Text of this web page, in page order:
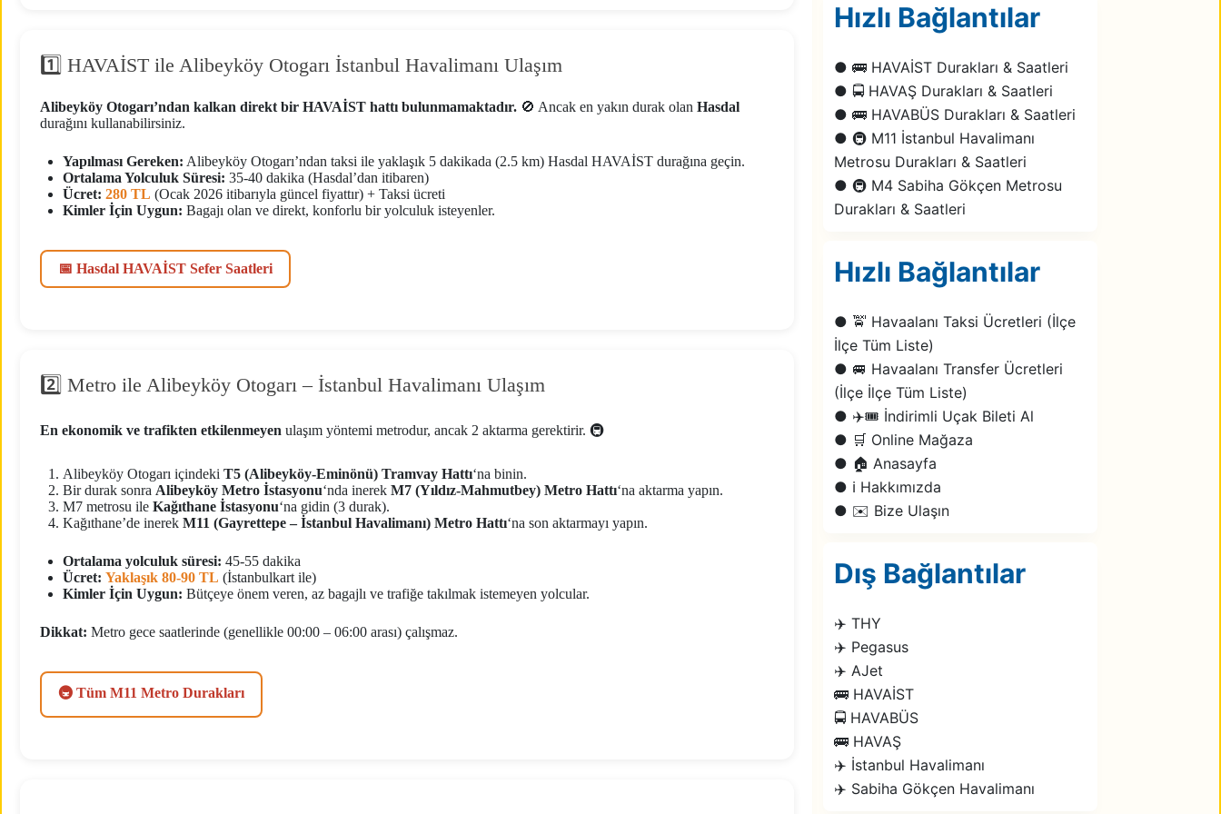
1️⃣ HAVAİST ile Alibeyköy Otogarı İstanbul Havalimanı Ulaşım
Alibeyköy Otogarı’ndan kalkan direkt bir HAVAİST hattı bulunmamaktadır. 🚫 Ancak en yakın durak olan Hasdal
durağını kullanabilirsiniz.
Yapılması Gereken: Alibeyköy Otogarı’ndan taksi ile yaklaşık 5 dakikada (2.5 km) Hasdal HAVAİST durağına geçin.
Ortalama Yolculuk Süresi: 35-40 dakika (Hasdal’dan itibaren)
Ücret: 280 TL (Ocak 2026 itibarıyla güncel fiyattır) + Taksi ücreti
Kimler İçin Uygun: Bagajı olan ve direkt, konforlu bir yolculuk isteyenler.
📅 Hasdal HAVAİST Sefer Saatleri
2️⃣ Metro ile Alibeyköy Otogarı – İstanbul Havalimanı Ulaşım
En ekonomik ve trafikten etkilenmeyen ulaşım yöntemi metrodur, ancak 2 aktarma gerektirir. 🚇
Alibeyköy Otogarı içindeki T5 (Alibeyköy-Eminönü) Tramvay Hattı‘na binin.
Bir durak sonra Alibeyköy Metro İstasyonu‘nda inerek M7 (Yıldız-Mahmutbey) Metro Hattı‘na aktarma yapın.
M7 metrosu ile Kağıthane İstasyonu‘na gidin (3 durak).
Kağıthane’de inerek M11 (Gayrettepe – İstanbul Havalimanı) Metro Hattı‘na son aktarmayı yapın.
Ortalama yolculuk süresi: 45-55 dakika
Ücret: Yaklaşık 80-90 TL (İstanbulkart ile)
Kimler İçin Uygun: Bütçeye önem veren, az bagajlı ve trafiğe takılmak istemeyen yolcular.
Dikkat: Metro gece saatlerinde (genellikle 00:00 – 06:00 arası) çalışmaz.
🚇 Tüm M11 Metro Durakları
Hızlı Bağlantılar
● 🚌 HAVAİST Durakları & Saatleri
● 🚍 HAVAŞ Durakları & Saatleri
● 🚌 HAVABÜS Durakları & Saatleri
● 🚇 M11 İstanbul Havalimanı
Metrosu Durakları & Saatleri
● 🚇 M4 Sabiha Gökçen Metrosu
Durakları & Saatleri
Hızlı Bağlantılar
● 🚖 Havaalanı Taksi Ücretleri (İlçe
İlçe Tüm Liste)
● 🚐 Havaalanı Transfer Ücretleri
(İlçe İlçe Tüm Liste)
● ✈️🎟️ İndirimli Uçak Bileti Al
● 🛒 Online Mağaza
● 🏠 Anasayfa
● ℹ️ Hakkımızda
● ✉️ Bize Ulaşın
Dış Bağlantılar
✈️ THY
✈️ Pegasus
✈️ AJet
🚌 HAVAİST
🚍 HAVABÜS
🚌 HAVAŞ
✈️ İstanbul Havalimanı
✈️ Sabiha Gökçen Havalimanı